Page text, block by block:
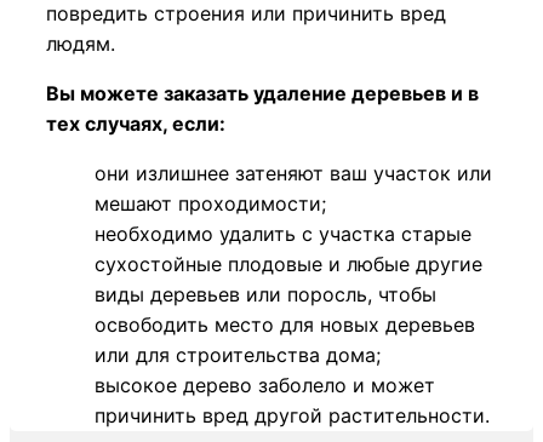
повредить строения или причинить вред
людям.
Вы можете заказать удаление деревьев и в
тех случаях, если:
они излишнее затеняют ваш участок или
мешают проходимости;
необходимо удалить с участка старые
сухостойные плодовые и любые другие
виды деревьев или поросль, чтобы
освободить место для новых деревьев
или для строительства дома;
высокое дерево заболело и может
причинить вред другой растительности.